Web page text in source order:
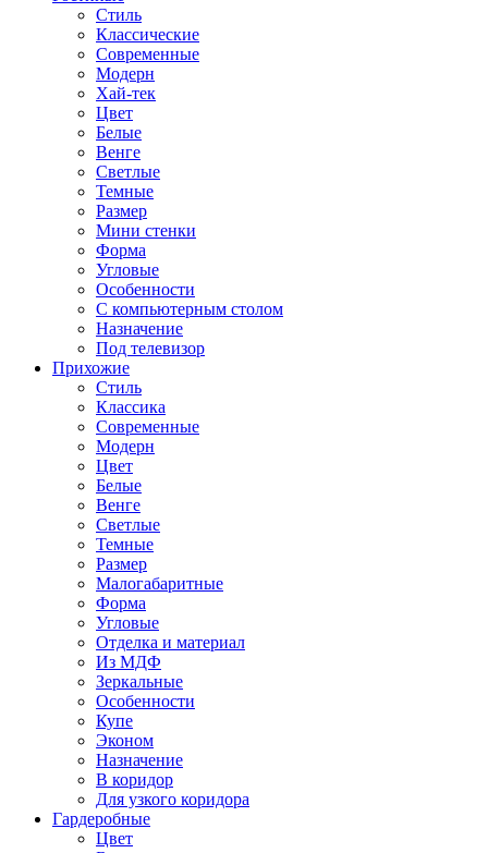
Стиль
Классические
Современные
Модерн
Хай-тек
Цвет
Белые
Венге
Светлые
Темные
Размер
Мини стенки
Форма
Угловые
Особенности
С компьютерным столом
Назначение
Под телевизор
Прихожие
Стиль
Классика
Современные
Модерн
Цвет
Белые
Венге
Светлые
Темные
Размер
Малогабаритные
Форма
Угловые
Отделка и материал
Из МДФ
Зеркальные
Особенности
Купе
Эконом
Назначение
В коридор
Для узкого коридора
Гардеробные
Цвет